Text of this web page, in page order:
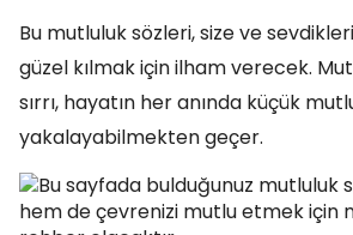
Bu mutluluk sözleri, size ve
güzel kılmak için ilham verecek.
sırrı, hayatın her anında küçük
yakalayabilmekten geçer.